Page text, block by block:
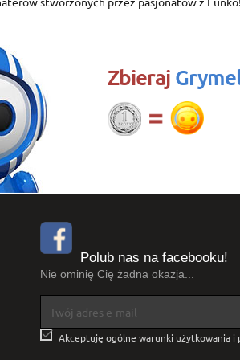
Zbieraj
Polub nas na facebooku!
Nie ominię Cię żadna okazja...
 Akceptuję ogólne warunki użytkowania i